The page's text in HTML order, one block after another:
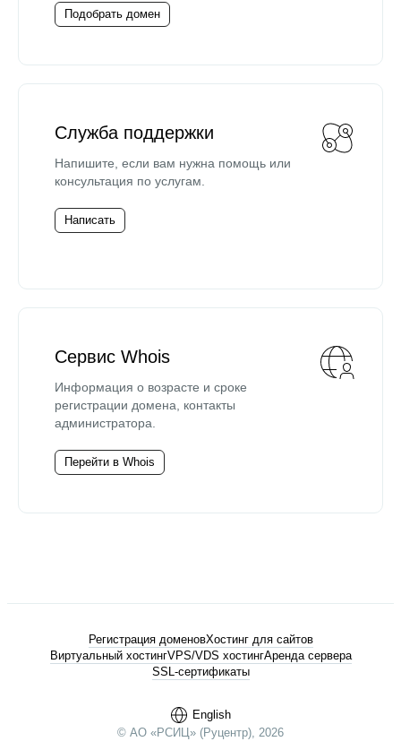
Подобрать домен
Служба поддержки
Напишите, если вам нужна помощь или
консультация по услугам.
Написать
Сервис Whois
Информация о возрасте и сроке
регистрации домена, контакты
администратора.
Перейти в Whois
English
© АО «РСИЦ» (Руцентр), 2026
Регистрация доменовХостинг для сайтов
Виртуальный хостингVPS/VDS хостингАренда сервера
SSL-сертификаты